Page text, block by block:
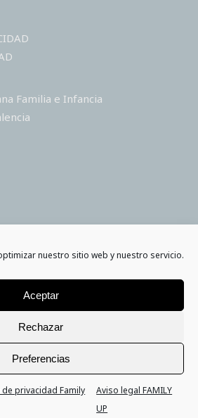
nuestro sitio web y nuestro servicio.
Aceptar
Rechazar
Preferencias
de privacidad Family
Aviso legal FAMILY
UP
Familia e Infancia